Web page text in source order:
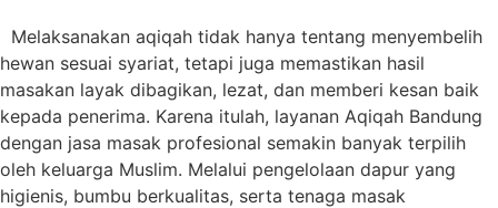
Melaksanakan aqiqah tidak hanya tentang menyembelih
hewan sesuai syariat, tetapi juga memastikan hasil
masakan layak dibagikan, lezat, dan memberi kesan baik
kepada penerima. Karena itulah, layanan Aqiqah Bandung
dengan jasa masak profesional semakin banyak terpilih
oleh keluarga Muslim. Melalui pengelolaan dapur yang
higienis, bumbu berkualitas, serta tenaga masak